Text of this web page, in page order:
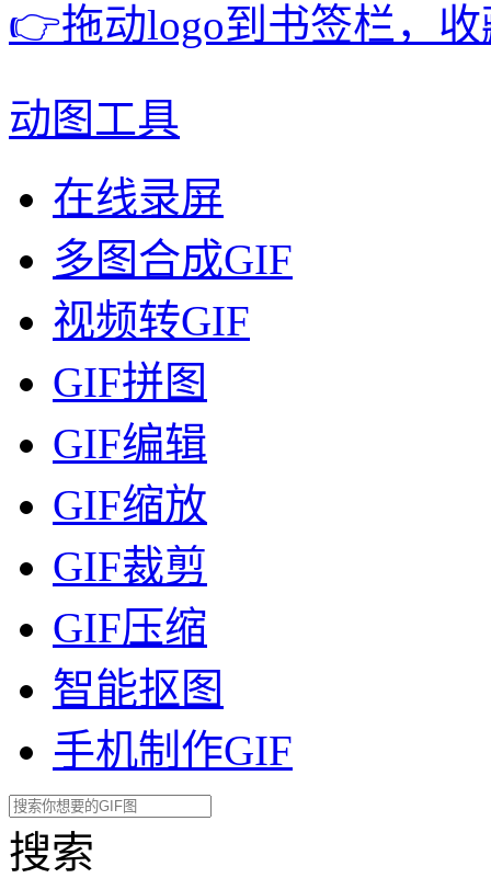
👉拖动logo到书签栏，
动图工具
在线录屏
多图合成GIF
视频转GIF
GIF拼图
GIF编辑
GIF缩放
GIF裁剪
GIF压缩
智能抠图
手机制作GIF
搜索